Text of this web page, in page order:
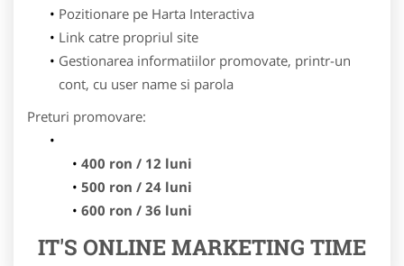
Pozitionare pe Harta Interactiva
Link catre propriul site
Gestionarea informatiilor promovate, printr-un
cont, cu user name si parola
Preturi promovare:
400 ron / 12 luni
500 ron / 24 luni
600 ron / 36 luni
IT'S ONLINE MARKETING TIME